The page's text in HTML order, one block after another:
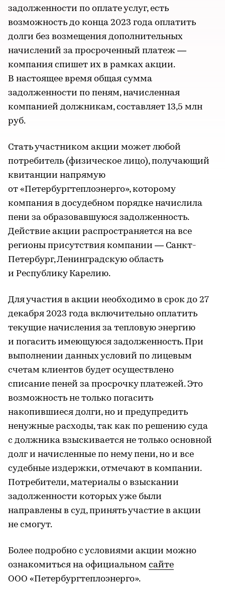
задолженности по оплате услуг, есть
возможность до конца 2023 года оплатить
долги без возмещения дополнительных
начислений за просроченный платеж —
компания спишет их в рамках акции.
В настоящее время общая сумма
задолженности по пеням, начисленная
компанией должникам, составляет 13,5 млн
руб.
Стать участником акции может любой
потребитель (физическое лицо), получающий
квитанции напрямую
от «Петербургтеплоэнерго», которому
компания в досудебном порядке начислила
пени за образовавшуюся задолженность.
Действие акции распространяется на все
регионы присутствия компании — Санкт-
Петербург, Ленинградскую область
и Республику Карелию.
Для участия в акции необходимо в срок до 27
декабря 2023 года включительно оплатить
текущие начисления за тепловую энергию
и погасить имеющуюся задолженность. При
выполнении данных условий по лицевым
счетам клиентов будет осуществлено
списание пеней за просрочку платежей. Это
возможность не только погасить
накопившиеся долги, но и предупредить
ненужные расходы, так как по решению суда
с должника взыскивается не только основной
долг и начисленные по нему пени, но и все
судебные издержки, отмечают в компании.
Потребители, материалы о взыскании
задолженности которых уже были
направлены в суд, принять участие в акции
не смогут.
Более подробно с условиями акции можно
ознакомиться на официальном сайте
ООО «Петербургтеплоэнерго».